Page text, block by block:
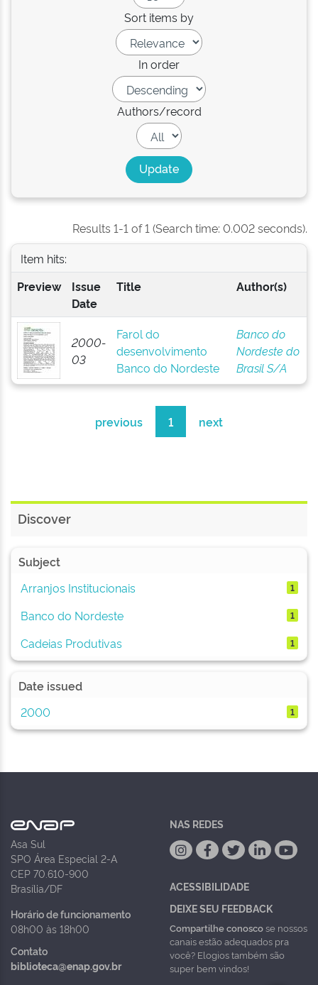
Sort items by
In order
Authors/record
Results 1-1 of 1 (Search time: 0.002 seconds).
Item hits:
Preview
Issue
Date
Title Author(s)
2000-
03
Farol do
desenvolvimento
Banco do Nordeste
Banco do
Nordeste do
Brasil S/A
previous 1 next
Discover
Subject
Arranjos Institucionais
1
Banco do Nordeste 1
Cadeias Produtivas 1
Date issued
2000
1
Asa Sul
SPO Área Especial 2-A
CEP 70.610-900
Brasília/DF
Horário de funcionamento
08h00 às 18h00
Contato
biblioteca@enap.gov.br
NAS REDES
ACESSIBILIDADE
DEIXE SEU FEEDBACK
Compartilhe conoscose nossos
canais estão adequados pra
você? Elogios também são
super bem vindos!